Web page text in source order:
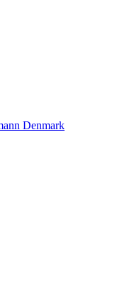
Denmark